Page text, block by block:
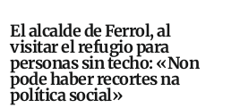
El alcalde de Ferrol, al
visitar el refugio para
personas sin techo: «Non
pode haber recortes na
política social»